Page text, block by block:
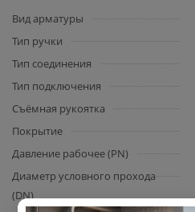
Вид арматуры
Тип ручки
Тип соединения
Тип подключения
Съёмная рукоятка
Покрытие
Давление рабочее (PN)
Диаметр условного прохода
(DN)